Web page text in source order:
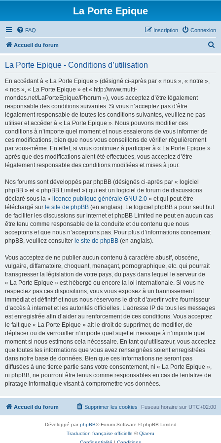
La Porte Epique
FAQ Connexion
Inscription
Accueil du forum
La Porte Epique - Conditions d’utilisation
En accédant à « La Porte Epique » (désigné ci-après par « nous », « notre »,
« nos », « La Porte Epique » et « http://www.multi-
mondes.net/LaPorteEpique/Phorum »), vous acceptez d’être légalement
responsable des conditions suivantes. Si vous n’acceptez pas d’être
légalement responsable de toutes les conditions suivantes, veuillez ne pas
utiliser et accéder à « La Porte Epique ». Nous pouvons modifier ces
conditions à n’importe quel moment et nous essaierons de vous informer de
ces modifications, bien que nous vous conseillons de vérifier régulièrement
par vous-même. En effet, si vous continuez à participer à « La Porte Epique »
après que des modifications aient été effectuées, vous acceptez d’être
légalement responsable des conditions modifiées et mises à jour.
Nos forums sont développés par phpBB (désignés ci-après par « logiciel
phpBB » et « phpBB Limited ») qui est un logiciel de forum de discussions
déclaré sous la « licence publique générale GNU 2.0 » et qui peut être
téléchargé sur le site de phpBB (en anglais). Le logiciel phpBB a pour seul but
de faciliter les discussions sur internet et phpBB Limited ne peut en aucun cas
être tenu comme responsable de la conduite et du contenu que nous
acceptons et que nous n’acceptons pas. Pour plus d’informations concernant
phpBB, veuillez consulter le site de phpBB (en anglais).
Vous acceptez de ne publier aucun contenu à caractère abusif, obscène,
vulgaire, diffamatoire, choquant, menaçant, pornographique, etc. qui pourrait
transgresser la législation de votre pays, du pays dans lequel le serveur de
« La Porte Epique » est hébergé ou encore la loi internationale. Si vous ne
respectez pas ces dispositions, vous vous exposez à un bannissement
immédiat et définitif et nous nous réservons le droit d’avertir votre fournisseur
d’accès à internet et les autorités officielles. L’adresse IP de tous les messages
est enregistrée afin d’aider au renforcement de ces conditions. Vous acceptez
le fait que « La Porte Epique » ait le droit de supprimer, de modifier, de
déplacer ou de verrouiller n’importe quel sujet et message à n’importe quel
moment si nous estimons cela nécessaire. En tant qu’utilisateur, vous acceptez
que toutes les informations que vous avez renseignées soient enregistrées
dans notre base de données. Bien que ces informations ne seront pas
diffusées à une tierce partie sans votre consentement, ni « La Porte Epique »,
ni phpBB, ne pourront être tenus comme responsables en cas de tentative de
piratage informatique visant à compromettre vos données.
Accueil du forum Fuseau horaire sur UTC+02:00
Supprimer les cookies
Développé parphpBB® Forum Software © phpBB Limited
Traduction française officielle ©Qiaeru